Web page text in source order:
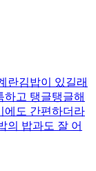
란김밥이 있길래
고 탱글탱글해
에도 간편하더라
의 밥과도 잘 어